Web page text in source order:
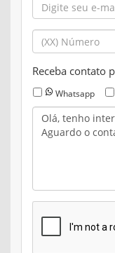
Receba contato
Whatsapp